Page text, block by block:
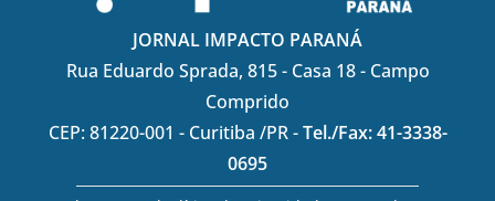
JORNAL IMPACTO PARANÁ
Rua Eduardo Sprada, 815 - Casa 18 - Campo
Comprido
CEP: 81220-001 - Curitiba /PR -Tel./Fax: 41-3338-
0695